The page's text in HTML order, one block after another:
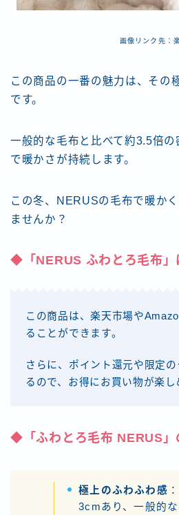
画像リンク先：
この商品の一番の魅力は、その
です。
一般的な毛布と比べて約3.5倍
で暖かさが持続します。
この冬、NERUSの毛布で暖か
ませんか？
◆「NERUS ふわとろ毛布
この商品は、楽天市場や
ることができます。
さらに、ポイント還元や限定
るので、お得にお買い物が楽し
◆「ふわとろ毛布 NERUS
極上のふわふわ感
3cmあり、一般的